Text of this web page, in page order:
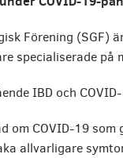
Förening (SGF)
specialiserade
IBD och
om COVID-19
allvarligare